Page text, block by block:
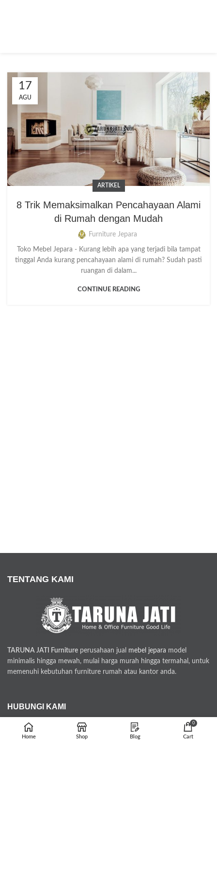
17
AGU
ARTIKEL
8 Trik Memaksimalkan Pencahayaan Alami
di Rumah dengan Mudah
Furniture Jepara
Toko Mebel Jepara - Kurang lebih apa yang terjadi bila tampat
tinggal Anda kurang pencahayaan alami di rumah? Sudah pasti
ruangan di dalam...
CONTINUE READING
TENTANG KAMI
TARUNA JATI Furniture perusahaan jual mebel jepara model
minimalis hingga mewah, mulai harga murah hingga termahal, untuk
memenuhi kebutuhan furniture rumah atau kantor anda.
HUBUNGI KAMI
tarunajatifurniture@gmail.com
Home Shop Blog
0
Cart